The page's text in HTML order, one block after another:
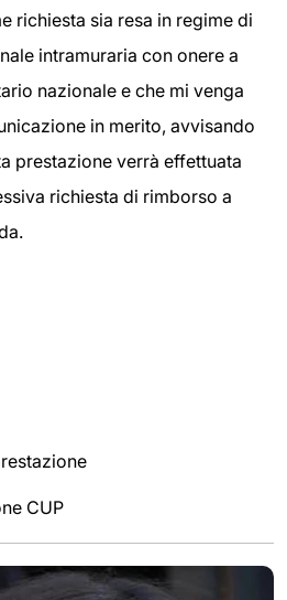
richiesta sia resa in regime di
intramuraria con onere a
nazionale e che mi venga
in merito, avvisando
prestazione verrà effettuata
richiesta di rimborso a
CUP